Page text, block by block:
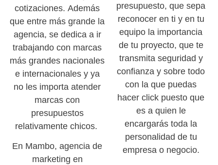
cotizaciones. Además
que entre más grande la
agencia, se dedica a ir
trabajando con marcas
más grandes nacionales
e internacionales y ya
no les importa atender
marcas con
presupuestos
relativamente chicos.
En Mambo, agencia de
marketing en
presupuesto, que sepa
reconocer en ti y en tu
equipo la importancia
de tu proyecto, que te
transmita seguridad y
confianza y sobre todo
con la que puedas
hacer click puesto que
es a quien le
encargarás toda la
personalidad de tu
empresa o negocio.